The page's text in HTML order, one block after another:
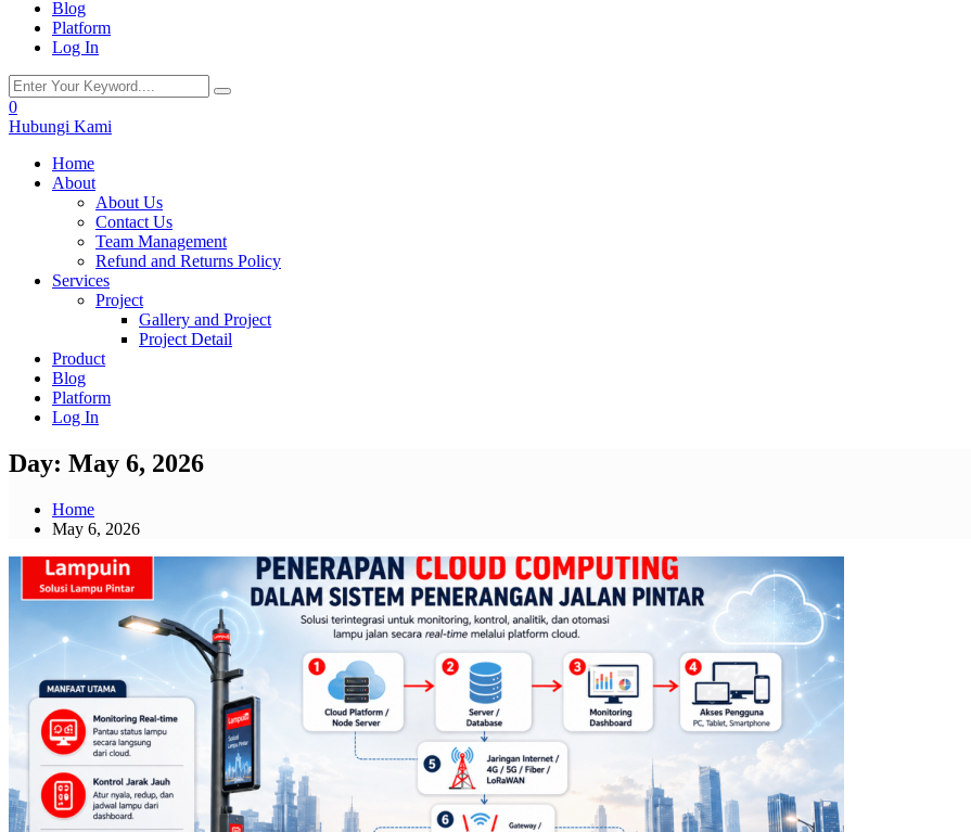
Blog
Platform
Log In
0
Hubungi Kami
Home
About
About Us
Contact Us
Team Management
Refund and Returns Policy
Services
Project
Gallery and Project
Project Detail
Product
Blog
Platform
Log In
Day: May 6, 2026
Home
May 6, 2026